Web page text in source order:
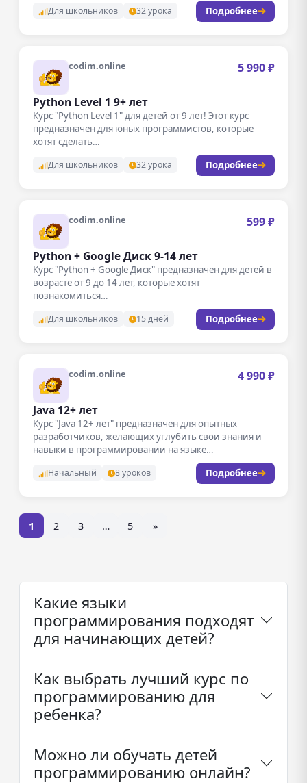
Для школьников 32 урока Подробнее
codim.online 5 990 ₽
Python Level 1 9+ лет
Курс "Python Level 1" для детей от 9 лет! Этот курс
предназначен для юных программистов, которые
хотят сделать…
Для школьников 32 урока Подробнее
codim.online 599 ₽
Python + Google Диск 9-14 лет
Курс "Python + Google Диск" предназначен для детей в
возрасте от 9 до 14 лет, которые хотят
познакомиться…
Для школьников 15 дней Подробнее
codim.online 4 990 ₽
Java 12+ лет
Курс "Java 12+ лет" предназначен для опытных
разработчиков, желающих углубить свои знания и
навыки в программировании на языке…
Начальный 8 уроков Подробнее
1 2 3 … 5 »
Какие языки
программирования подходят
для начинающих детей?
Как выбрать лучший курс по
программированию для
ребенка?
Можно ли обучать детей
программированию онлайн?